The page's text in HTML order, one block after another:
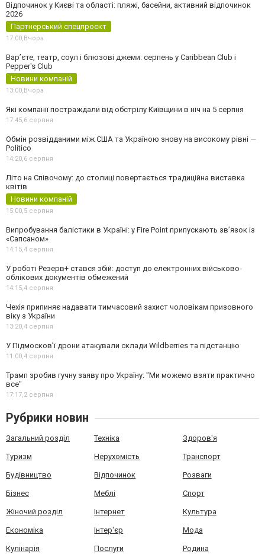
Відпочинок у Києві та області: пляжі, басейни, активний відпочинок
2026
Партнерський спецпроєкт
17:00, Вчора
Вар’єте, театр, соул і блюзові джеми: серпень у Caribbean Club і
Pepper's Club
Новини компаній
13:00, Вчора
Які компанії постраждали від обстрілу Київщини в ніч на 5 серпня
17:45,6 серпня
Обмін розвідданими між США та Україною знову на високому рівні —
Politico
14:20,6 серпня
Літо на Співочому: до столиці повертається традиційна виставка
квітів
Новини компаній
15:00,5 серпня
Випробування балістики в Україні: у Fire Point припускають зв’язок із
«Сапсаном»
14:15,4 серпня
У роботі Резерв+ стався збій: доступ до електронних військово-
облікових документів обмежений
14:15,4 серпня
Чехія припиняє надавати тимчасовий захист чоловікам призовного
віку з України
13:20,4 серпня
У Підмосков’ї дрони атакували склади Wildberries та підстанцію
11:00,4 серпня
Трамп зробив гучну заяву про Україну: "Ми можемо взяти практично
все"
17:17,2 серпня
Рубрики новин
Загальний розділ Техніка Здоров'я
Туризм Нерухомість Транспорт
Будівництво Відпочинок Розваги
Бізнес Меблі Спорт
Жіночий розділ Інтернет Культура
Економіка Інтер'єр Мода
Кулінарія Послуги Родина